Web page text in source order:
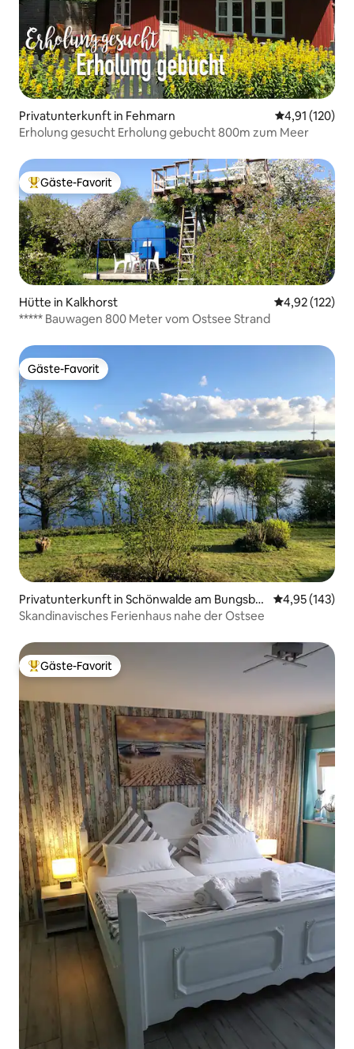
Privatunterkunft in Fehmarn
4,91 (120)
Erholung gesucht Erholung gebucht 800m zum Meer
Beliebter Gäste-Favorit.
Gäste-Favorit
Hütte in Kalkhorst
4,92 (122)
***** Bauwagen 800 Meter vom Ostsee Strand
Gäste-Favorit
Gäste-Favorit
Privatunterkunft in Schönwalde am Bungsber
g
4,95 (143)
Skandinavisches Ferienhaus nahe der Ostsee
Beliebter Gäste-Favorit.
Gäste-Favorit